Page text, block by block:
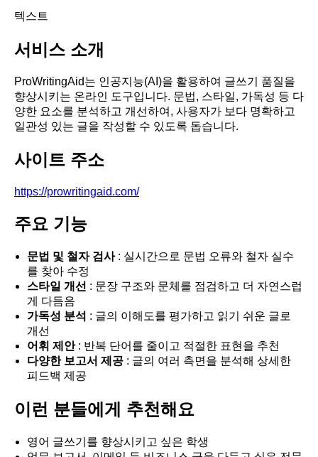
텍스트
서비스 소개
ProWritingAid는 인공지능(AI)을 활용하여 글쓰기 품질을
향상시키는 온라인 도구입니다. 문법, 스타일, 가독성 등 다
양한 요소를 분석하고 개선하여, 사용자가 보다 명확하고
일관성 있는 글을 작성할 수 있도록 돕습니다.
사이트 주소
https://prowritingaid.com/
주요 기능
문법 및 철자 검사: 실시간으로 문법 오류와 철자 실수
를 찾아 수정
스타일 개선 : 문장 구조와 문체를 점검하고 더 자연스럽
게 다듬음
가독성 분석 : 글의 이해도를 평가하고 읽기 쉬운 글로
개선
어휘 제안: 반복 단어를 줄이고 적절한 표현을 추천
다양한 보고서 제공 : 글의 여러 측면을 분석해 상세한
피드백 제공
이런 분들에게 추천해요
영어 글쓰기를 향상시키고 싶은 학생